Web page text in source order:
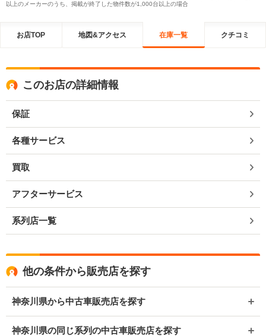
以上のメーカーのうち、掲載が終了した物件数が1,000台以上の場合
お店TOP 地図&アクセス 在庫一覧 クチコミ
このお店の詳細情報
保証
各種サービス
買取
アフターサービス
系列店一覧
他の条件から販売店を探す
神奈川県から中古車販売店を探す
神奈川県の同じ系列の中古車販売店を探す